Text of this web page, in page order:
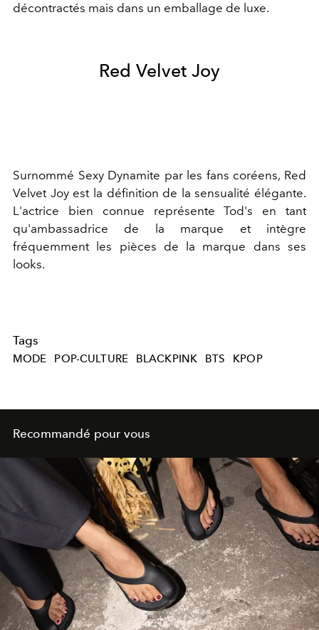
décontractés mais dans un emballage de luxe.
Red Velvet Joy
Surnommé Sexy Dynamite par les fans coréens, Red
Velvet Joy est la définition de la sensualité élégante.
L'actrice bien connue représente Tod's en tant
qu'ambassadrice de la marque et intègre
fréquemment les pièces de la marque dans ses
looks.
Tags
MODE POP-CULTURE BLACKPINK BTS KPOP
Recommandé pour vous